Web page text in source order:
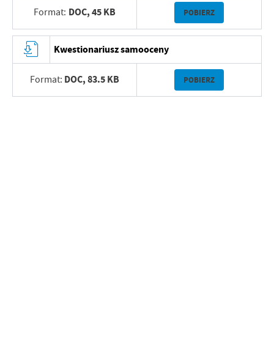
Format: DOC,45 KB POBIERZ
Kwestionariusz samooceny
Format: DOC,83.5 KB POBIERZ